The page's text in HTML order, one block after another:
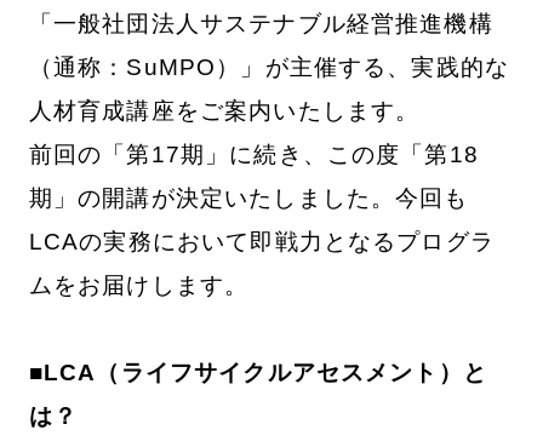
「一般社団法人サステナブル経営推進機構
（通称：SuMPO）」が主催する、実践的な
人材育成講座をご案内いたします。
前回の「第17期」に続き、この度「第18
期」の開講が決定いたしました。今回も
LCAの実務において即戦力となるプログラ
ムをお届けします。
■LCA（ライフサイクルアセスメント）と
は？